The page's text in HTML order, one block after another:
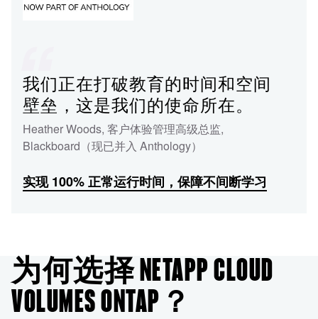
我们正在打破教育的时间和空间
壁垒，这是我们的使命所在。
Heather Woods, 客户体验管理高级总监,
Blackboard（现已并入 Anthology）
实现 100% 正常运行时间，保障不间断学习
为何选择 NETAPP CLOUD
VOLUMES ONTAP？